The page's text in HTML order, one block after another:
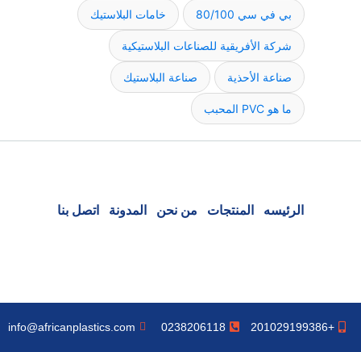
بي في سي 80/100 خامات البلاستيك
شركة الأفريقية للصناعات البلاستيكية
صناعة الأحذية صناعة البلاستيك
ما هو PVC المحبب
الرئيسه المنتجات من نحن المدونة اتصل بنا
+201029199386
0238206118
info@africanplastics.com